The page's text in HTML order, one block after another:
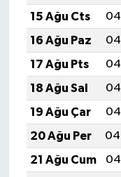
15 Ağu Cts
16 Ağu Paz
17 Ağu Pts
18 Ağu Sal
19 Ağu Çar
20 Ağu Per
21 Ağu Cum